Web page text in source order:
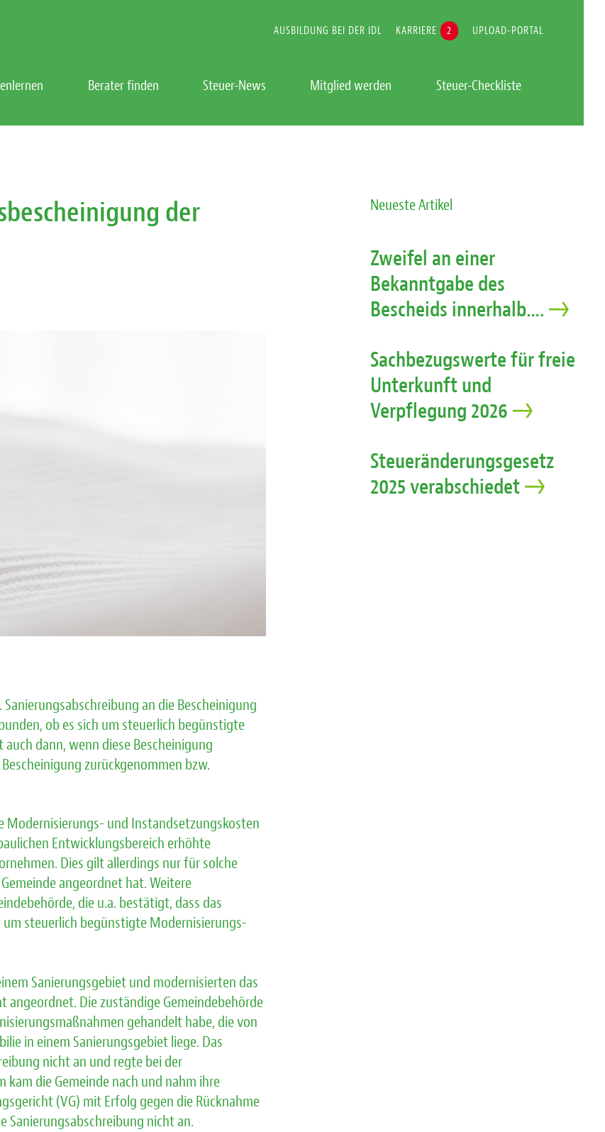
AUSBILDUNG BEI DER IDL KARRIERE 2 UPLOAD-PORTAL
Berater finden Steuer-News Mitglied werden Steuer-Checkliste
der
an die Bescheinigung
ob es sich um steuerlich begünstigte
dann, wenn diese Bescheinigung
zurückgenommen bzw.
und Instandsetzungskosten
Entwicklungsbereich erhöhte
Dies gilt allerdings nur für solche
angeordnet hat. Weitere
die u.a. bestätigt, dass das
steuerlich begünstigte Modernisierungs-
Sanierungsgebiet und modernisierten das
angeordnet. Die zuständige Gemeindebehörde
gehandelt habe, die von
in einem Sanierungsgebiet liege. Das
nicht an und regte bei der
kam die Gemeinde nach und nahm ihre
(VG) mit Erfolg gegen die Rücknahme
Sanierungsabschreibung nicht an.
Neueste Artikel
Zweifel an einer
Bekanntgabe des
Bescheids innerhalb….
Sachbezugswerte für freie
Unterkunft und
Verpflegung 2026
Steueränderungsgesetz
2025 verabschiedet